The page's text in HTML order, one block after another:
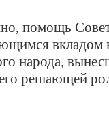
помощь
вкладом
народа,
решающей